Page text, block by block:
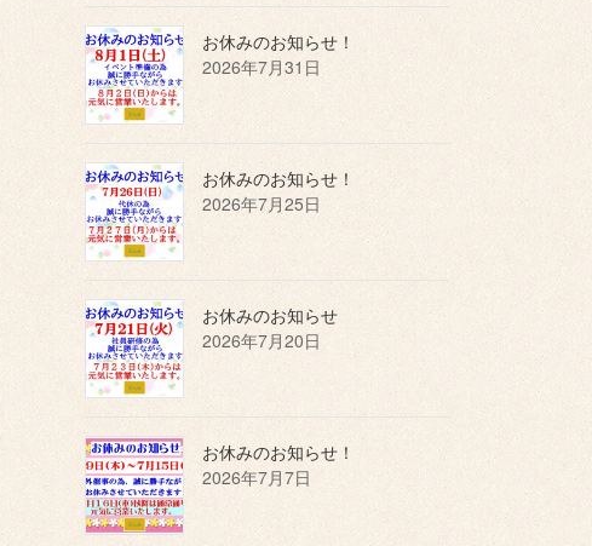
お休みのお知らせ！
2026年7月31日
お休みのお知らせ！
2026年7月25日
お休みのお知らせ
2026年7月20日
お休みのお知らせ！
2026年7月7日